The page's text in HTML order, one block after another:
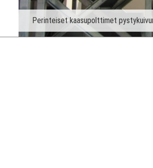
Perinteiset kaasupolttimet